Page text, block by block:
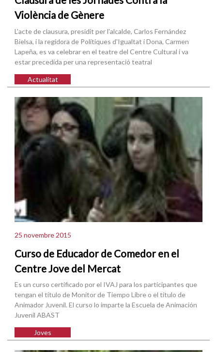
Violència de Gènere
L'acte de clausura, presidit per l'alcalde, Carlos Fernández
Bielsa, i la regidora de Polítiques d'Igualtat i Dona, Carmen
Lapeña, es va celebrar en el teatre del Centre Cultural i va
estar precedida per una representació teatral
Actualitat
25 novembre 2015
Curso de Educador de Comedor en el
Centre Jove del Mercat
Es un curso certificado por el IVAJ para los participantes que
tengan el título de Monitor de Tiempo Libre o el título de
Animador Juvenil. El curso lo imparte la Escuela de Animación
Juvenil ABAST
Joves